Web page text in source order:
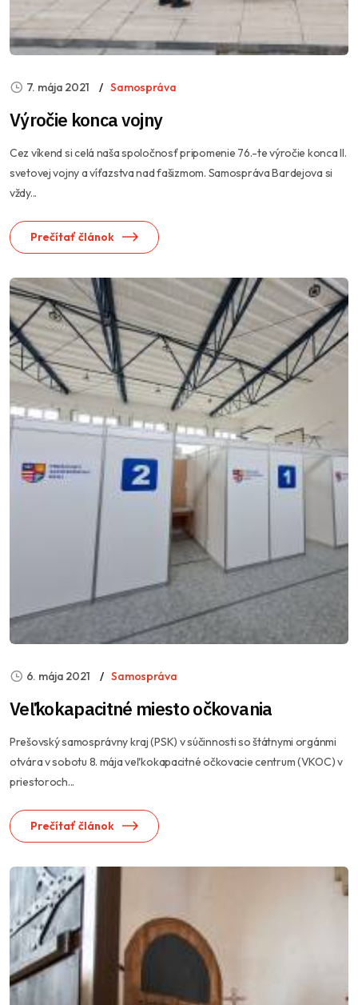
7. mája 2021 Samospráva
Výročie konca vojny
Cez víkend si celá naša spoločnosť pripomenie 76.-te výročie konca II.
svetovej vojny a víťazstva nad fašizmom. Samospráva Bardejova si
vždy...
Prečítať článok
6. mája 2021 Samospráva
Veľkokapacitné miesto očkovania
Prešovský samosprávny kraj (PSK) v súčinnosti so štátnymi orgánmi
otvára v sobotu 8. mája veľkokapacitné očkovacie centrum (VKOC) v
priestoroch...
Prečítať článok